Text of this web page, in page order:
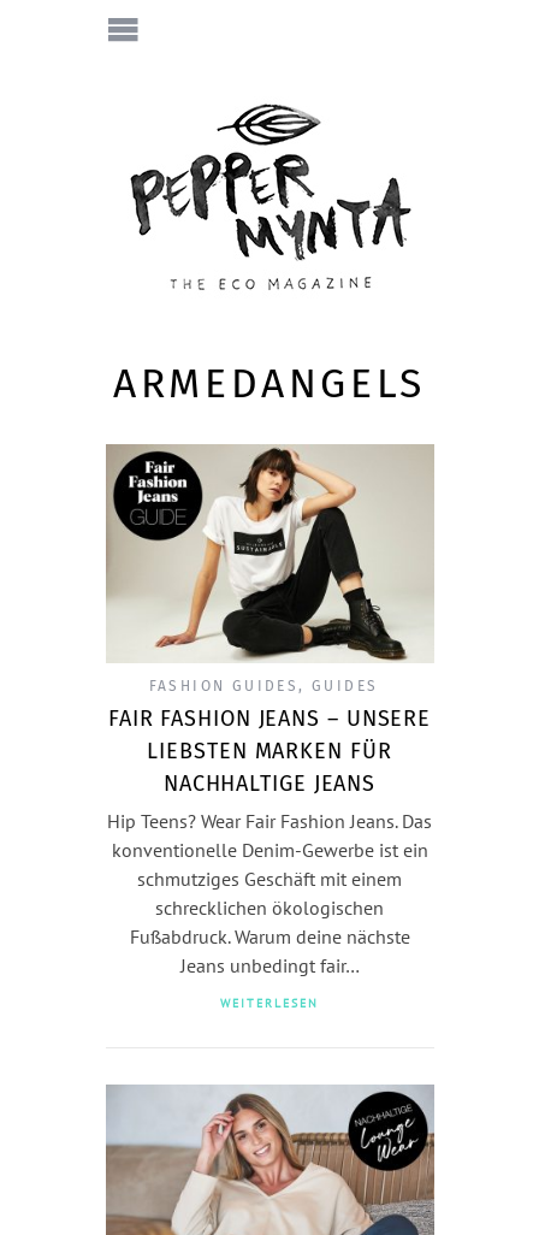
ARMEDANGELS
FASHION GUIDES, GUIDES
FAIR FASHION JEANS – UNSERE
LIEBSTEN MARKEN FÜR
NACHHALTIGE JEANS
Hip Teens? Wear Fair Fashion Jeans. Das
konventionelle Denim-Gewerbe ist ein
schmutziges Geschäft mit einem
schrecklichen ökologischen
Fußabdruck. Warum deine nächste
Jeans unbedingt fair…
WEITERLESEN